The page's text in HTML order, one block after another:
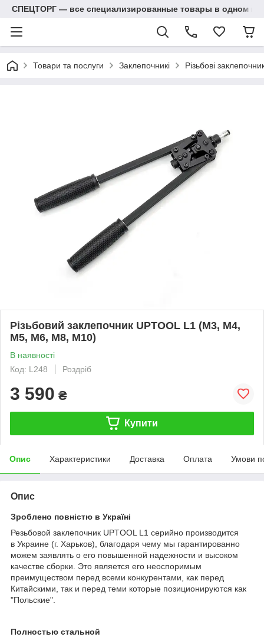
СПЕЦТОРГ — все специализированные товары в одном
Товари та послуги Заклепочникі Різьбові
Різьбовий заклепочник UPTOOL L1 (М3, М4,
М5, М6, М8, М10)
В наявності
Код: L248
Роздріб
3 590 ₴
Купити
Опис Характеристики Доставка Оплата Умови
Опис
Зроблено повністю в Україні
Резьбовой заклепочник UPTOOL L1 серийно производится
в Украине (г. Харьков), благодаря чему мы гарантированно
можем заявлять о его повышенной надежности и высоком
качестве сборки. Это является его неоспоримым
преимуществом перед всеми конкурентами, как перед
Китайскими, так и перед теми которые позиционируются как
"Польские".
Полностью стальной